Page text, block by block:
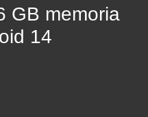
GB memoria
14